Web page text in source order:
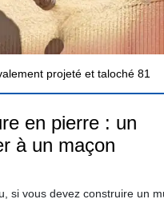
projeté et taloché 81
en pierre : un
à un maçon
si vous devez construire un